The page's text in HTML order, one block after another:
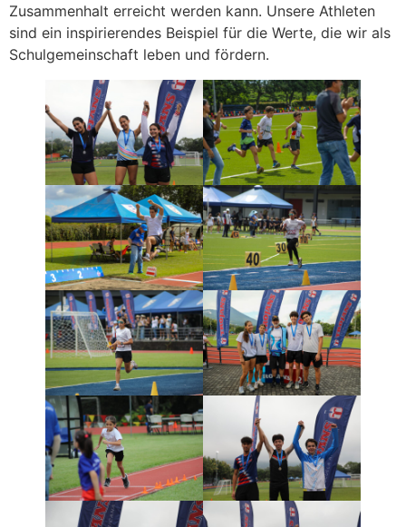
Zusammenhalt erreicht werden kann. Unsere Athleten
sind ein inspirierendes Beispiel für die Werte, die wir als
Schulgemeinschaft leben und fördern.